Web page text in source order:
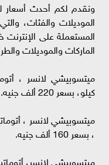
ونقدم لكم أحدث أسعار
الموديلات والفئات،
المستعملة على الإنترنت
الماركات والموديلات
كيلو، بسعر 220 ألف جنيه.
، بسعر 160 ألف جنيه.